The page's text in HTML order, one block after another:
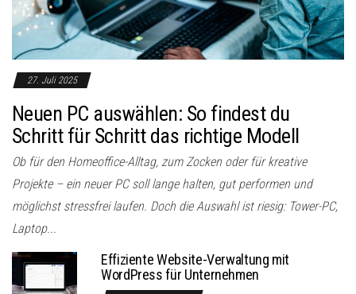
27. Juli 2025
Neuen PC auswählen: So findest du
Schritt für Schritt das richtige Modell
Ob für den Homeoffice-Alltag, zum Zocken oder für kreative
Projekte – ein neuer PC soll lange halten, gut performen und
möglichst stressfrei laufen. Doch die Auswahl ist riesig: Tower-PC,
Laptop...
Effiziente Website-Verwaltung mit
WordPress für Unternehmen